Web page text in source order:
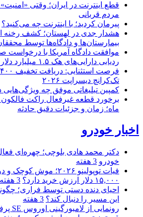
قطع اینترنت در ایران؛ وقتی
مردم قربانی
پیرمان کردید؛ با اینترنت چه می‌کنید؟
هشدار جدی در لهستان؛ کشف رخنه
بیمارستان‌ها و دادگاه‌ها توسط
موافقت دادگاه آمریکا با درخواست
ردیابی دارایی‌های هک ۱.۵ میلیارد دلاری کره شمالی
تک‌کرانچ دیسراپت ۲۰۲۶
کمپین تبلیغاتی موفق چه ویژگی‌هایی
ماه؛ زمان و جزئیات دقیق حادثه
اخبار خودرو
دکتر محمد هادی بلوچی؛ چهره‌ای
خودرو 3 هفته
فیات توپولینو ۲۰۲۶؛
۱۵,۰۰۰ دلار ارزش خرید دارد؟
3 هفته
احیای دنده دستی توسط فراری؛
این مسیر را دنبال کند؟ 3 هفته